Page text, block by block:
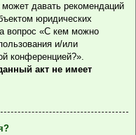
давать рекомендаций
юридических
вопрос «С кем можно
и/или
конференцией?».
акт не имеет